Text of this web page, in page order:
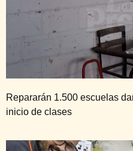
Repararán 1.500 escuelas
inicio de clases